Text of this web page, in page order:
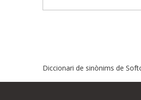
Diccionari de sinònims de